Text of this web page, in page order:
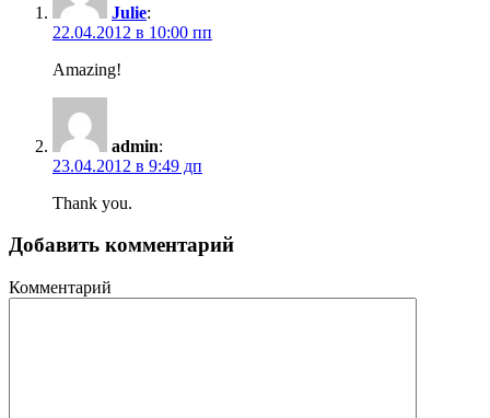
Julie:
22.04.2012 в 10:00 пп
Amazing!
admin:
23.04.2012 в 9:49 дп
Thank you.
Добавить комментарий
Комментарий